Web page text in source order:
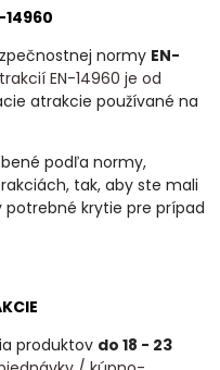
14960
normy EN-
EN-14960 je od
atrakcie používané na
podľa normy,
tak, aby ste mali
krytie pre prípad
produktov do 18 - 23